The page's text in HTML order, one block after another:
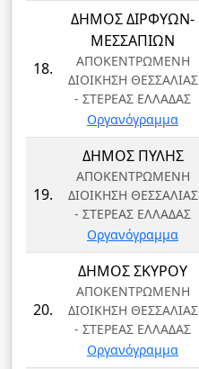
18.
ΔΗΜΟΣ ΔΙΡΦΥΩΝ-
ΜΕΣΣΑΠΙΩΝ
ΑΠΟΚΕΝΤΡΩΜΕΝΗ
ΔΙΟΙΚΗΣΗ ΘΕΣΣΑΛΙΑΣ
- ΣΤΕΡΕΑΣ ΕΛΛΑΔΑΣ
Οργανόγραμμα
19.
ΔΗΜΟΣ ΠΥΛΗΣ
ΑΠΟΚΕΝΤΡΩΜΕΝΗ
ΔΙΟΙΚΗΣΗ ΘΕΣΣΑΛΙΑΣ
- ΣΤΕΡΕΑΣ ΕΛΛΑΔΑΣ
Οργανόγραμμα
20.
ΔΗΜΟΣ ΣΚΥΡΟΥ
ΑΠΟΚΕΝΤΡΩΜΕΝΗ
ΔΙΟΙΚΗΣΗ ΘΕΣΣΑΛΙΑΣ
- ΣΤΕΡΕΑΣ ΕΛΛΑΔΑΣ
Οργανόγραμμα